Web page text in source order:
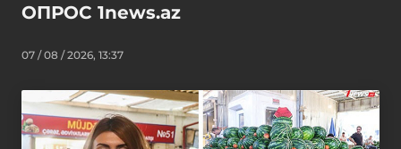
ОПРОС 1news.az
07 / 08 / 2026, 13:37